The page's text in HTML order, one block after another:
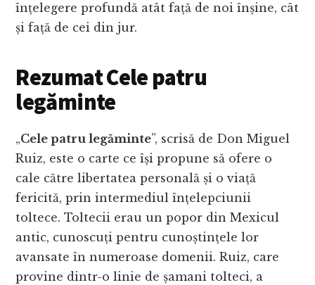
înțelegere profundă atât față de noi înșine, cât
și față de cei din jur.
Rezumat Cele patru
legăminte
„Cele patru legăminte”, scrisă de Don Miguel
Ruiz, este o carte ce își propune să ofere o
cale către libertatea personală și o viață
fericită, prin intermediul înțelepciunii
toltece. Toltecii erau un popor din Mexicul
antic, cunoscuți pentru cunoștințele lor
avansate în numeroase domenii. Ruiz, care
provine dintr-o linie de șamani tolteci, a